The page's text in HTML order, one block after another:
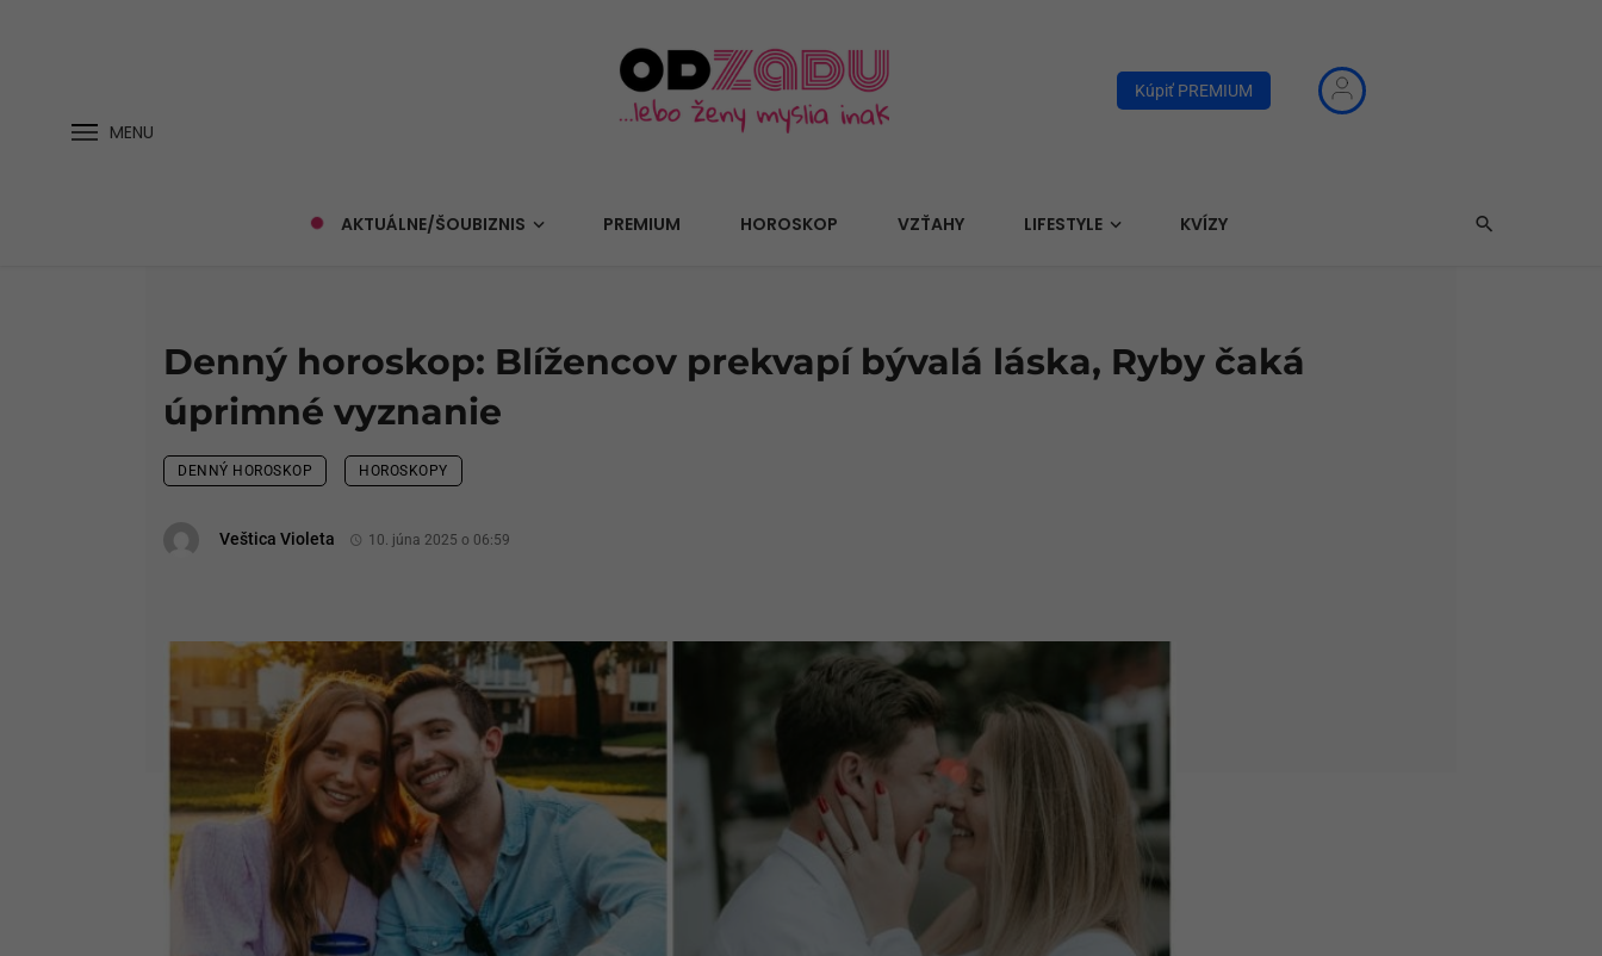
MENU
Kúpiť PREMIUM
AKTUÁLNE/ŠOUBIZNIS PREMIUM HOROSKOP VZŤAHY LIFESTYLE KVÍZY
Denný horoskop: Blížencov prekvapí bývalá láska, Ryby čaká
úprimné vyznanie
DENNÝ HOROSKOP HOROSKOPY
Veštica Violeta 10. júna 2025 o 06:59